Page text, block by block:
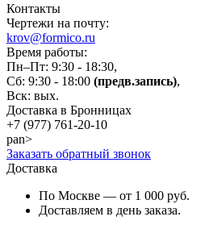
Контакты
Чертежи на почту:
krov@formico.ru
Время работы:
Пн–Пт: 9:30 - 18:30,
Сб: 9:30 - 18:00 (предв.запись),
Вск: вых.
Доставка в Бронницах
+7 (977) 761-20-10
pan>
Заказать обратный звонок
Доставка
По Москве — от 1 000 руб.
Доставляем в день заказа.